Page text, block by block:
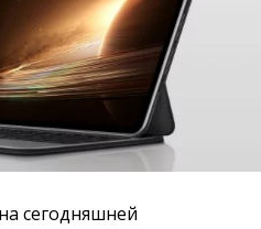
сегодняшней